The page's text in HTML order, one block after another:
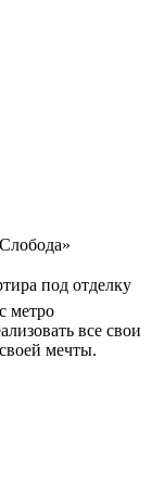
под отделку
метро
все свои
мечты.